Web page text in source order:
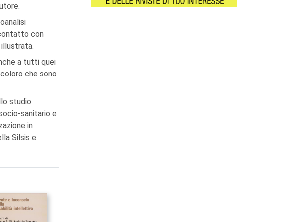
con
a tutti quei
che sono
studio
sanitario e
in
Silsis e